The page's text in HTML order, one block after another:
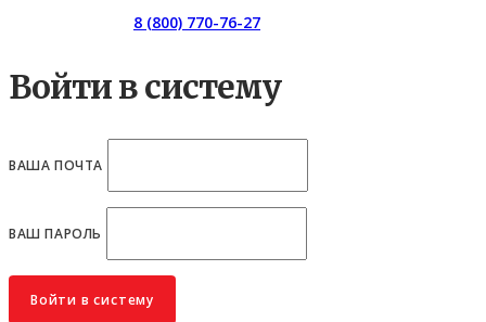
8 (800) 770-76-27
Войти в систему
ВАША ПОЧТА
ВАШ ПАРОЛЬ
Войти в систему